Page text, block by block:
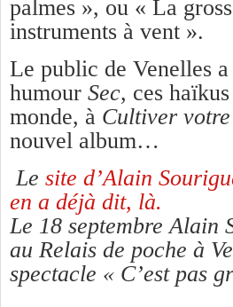
palmes », ou « La
instruments à vent ».
Le public de Venelles
humour Sec, ces
monde, à Cultiver
nouvel album…
Le site d’Alain
en a déjà dit, là.
Le 18 septembre Alain
au Relais de poche à
spectacle « C’est pas